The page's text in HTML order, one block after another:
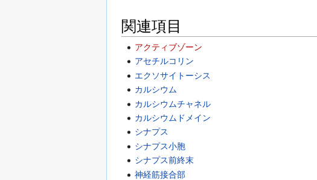
関連項目
アクティブゾーン
アセチルコリン
エクソサイトーシス
カルシウム
カルシウムチャネル
カルシウムドメイン
シナプス
シナプス小胞
シナプス前終末
神経筋接合部